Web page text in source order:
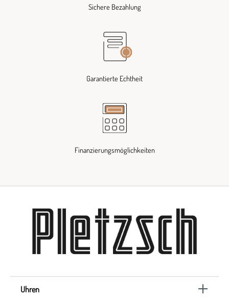
Sichere Bezahlung
Garantierte Echtheit
Finanzierungsmöglichkeiten
Uhren